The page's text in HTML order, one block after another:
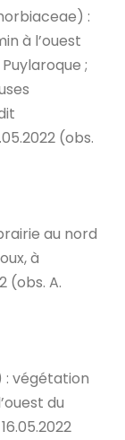
:
à l’ouest
;
(obs.
au nord
à
(obs. A.
: végétation
du